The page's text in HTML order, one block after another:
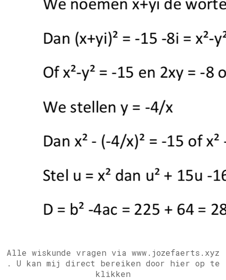
Alle wiskunde vragen via www.jozefaerts.xyz
. U kan mij direct bereiken door hier op te
klikken